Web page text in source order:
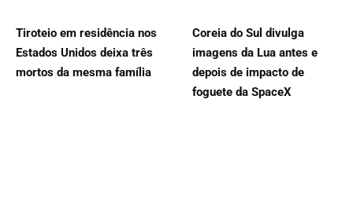
Tiroteio em residência nos
Estados Unidos deixa três
mortos da mesma família
Coreia do Sul divulga
imagens da Lua antes e
depois de impacto de
foguete da SpaceX